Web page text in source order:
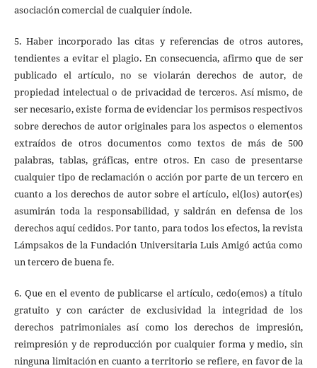
asociación comercial de cualquier índole.
5. Haber incorporado las citas y referencias de otros autores,
tendientes a evitar el plagio. En consecuencia, afirmo que de ser
publicado el artículo, no se violarán derechos de autor, de
propiedad intelectual o de privacidad de terceros. Así mismo, de
ser necesario, existe forma de evidenciar los permisos respectivos
sobre derechos de autor originales para los aspectos o elementos
extraídos de otros documentos como textos de más de 500
palabras, tablas, gráficas, entre otros. En caso de presentarse
cualquier tipo de reclamación o acción por parte de un tercero en
cuanto a los derechos de autor sobre el artículo, el(los) autor(es)
asumirán toda la responsabilidad, y saldrán en defensa de los
derechos aquí cedidos. Por tanto, para todos los efectos, la revista
Lámpsakos de la Fundación Universitaria Luis Amigó actúa como
un tercero de buena fe.
6. Que en el evento de publicarse el artículo, cedo(emos) a título
gratuito y con carácter de exclusividad la integridad de los
derechos patrimoniales así como los derechos de impresión,
reimpresión y de reproducción por cualquier forma y medio, sin
ninguna limitación en cuanto a territorio se refiere, en favor de la